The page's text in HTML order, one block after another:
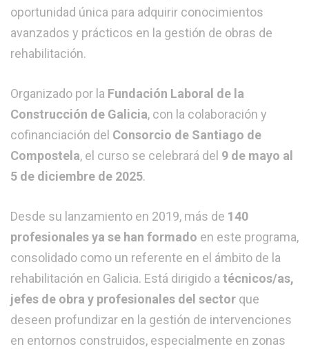
oportunidad única para adquirir conocimientos
avanzados y prácticos en la gestión de obras de
rehabilitación.
Organizado por la Fundación Laboral de la
Construcción de Galicia, con la colaboración y
cofinanciación del Consorcio de Santiago de
Compostela, el curso se celebrará del 9 de mayo al
5 de diciembre de 2025.
Desde su lanzamiento en 2019, más de 140
profesionales ya se han formado en este programa,
consolidado como un referente en el ámbito de la
rehabilitación en Galicia. Está dirigido a técnicos/as,
jefes de obra y profesionales del sector que
deseen profundizar en la gestión de intervenciones
en entornos construidos, especialmente en zonas